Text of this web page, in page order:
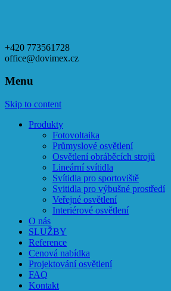
+420 773561728
office@dovimex.cz
Menu
Skip to content
Produkty
Fotovoltaika
Průmyslové osvětlení
Osvětlení obráběcích strojů
Lineární svítidla
Svítidla pro sportoviště
Svitidla pro výbušné prostředí
Veřejné osvětlení
Interiérové osvětlení
O nás
SLUŽBY
Reference
Cenová nabídka
Projektování osvětlení
FAQ
Kontakt